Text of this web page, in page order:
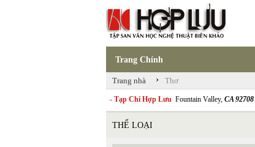
Trang Chính
Trang nhà › Thơ
- Tạp Chí Hợp Lưu Fountain Valley, CA 92708
THỂ LOẠI